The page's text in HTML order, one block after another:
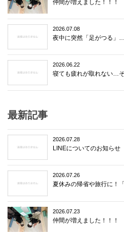
仲間が増えました！！！
2026.07.08
夜中に突然「足がつる」
2026.06.22
寝ても疲れが取れない…
最新記事
2026.07.28
LINEについてのお知らせ
2026.07.26
夏休みの帰省や旅行に！
2026.07.23
仲間が増えました！！！